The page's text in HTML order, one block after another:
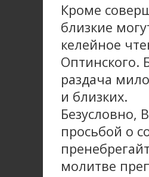
Кроме
близкие
келейное
Оптинского.
раздача
и близких.
Безусловно,
просьбой о
молитве